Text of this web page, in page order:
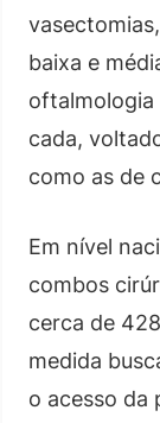
baixa e
oftalmologia
cada,
como as de
Em nível
combos
cerca de
medida
o acesso da